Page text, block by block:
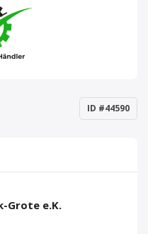
ID #44590
Grote e.K.